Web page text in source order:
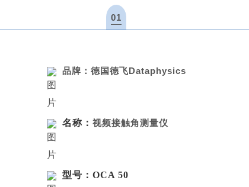
01
品牌： 德国德飞Dataphysics
名称： 视频接触角测量仪
型号：OCA 50